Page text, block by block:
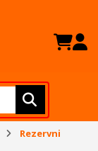
Rezervni